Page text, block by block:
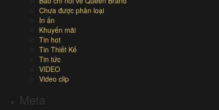
Chưa được phân loại
In ấn
Khuyến mãi
Tin hot
Tin Thiết Kế
Tin tức
VIDEO
Video clip
Meta